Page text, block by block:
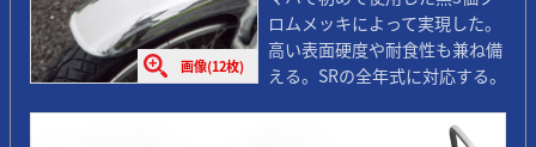
画像(12枚)
ロムメッキによって実現した。
高い表面硬度や耐食性も兼ね備
える。SRの全年式に対応する。